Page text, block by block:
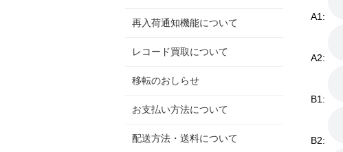
A1:
A2:
B1:
B2:
再入荷通知機能について
レコード買取について
移転のおしらせ
お支払い方法について
配送方法・送料について